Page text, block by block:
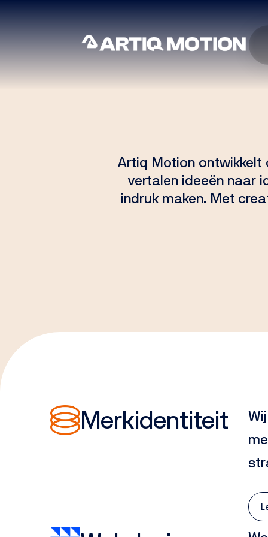
Artiq Motion ontwikkelt
vertalen ideeën naar
indruk maken. Met
Merkidentiteit